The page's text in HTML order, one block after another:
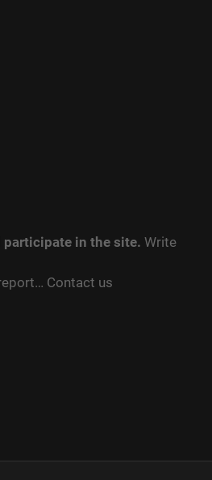
participate in the site. Write
Contact us